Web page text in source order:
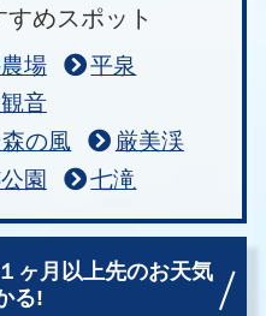
めスポット
場
平泉
音
の風
厳美渓
園 七滝
１ヶ月以上先のお天気
る!